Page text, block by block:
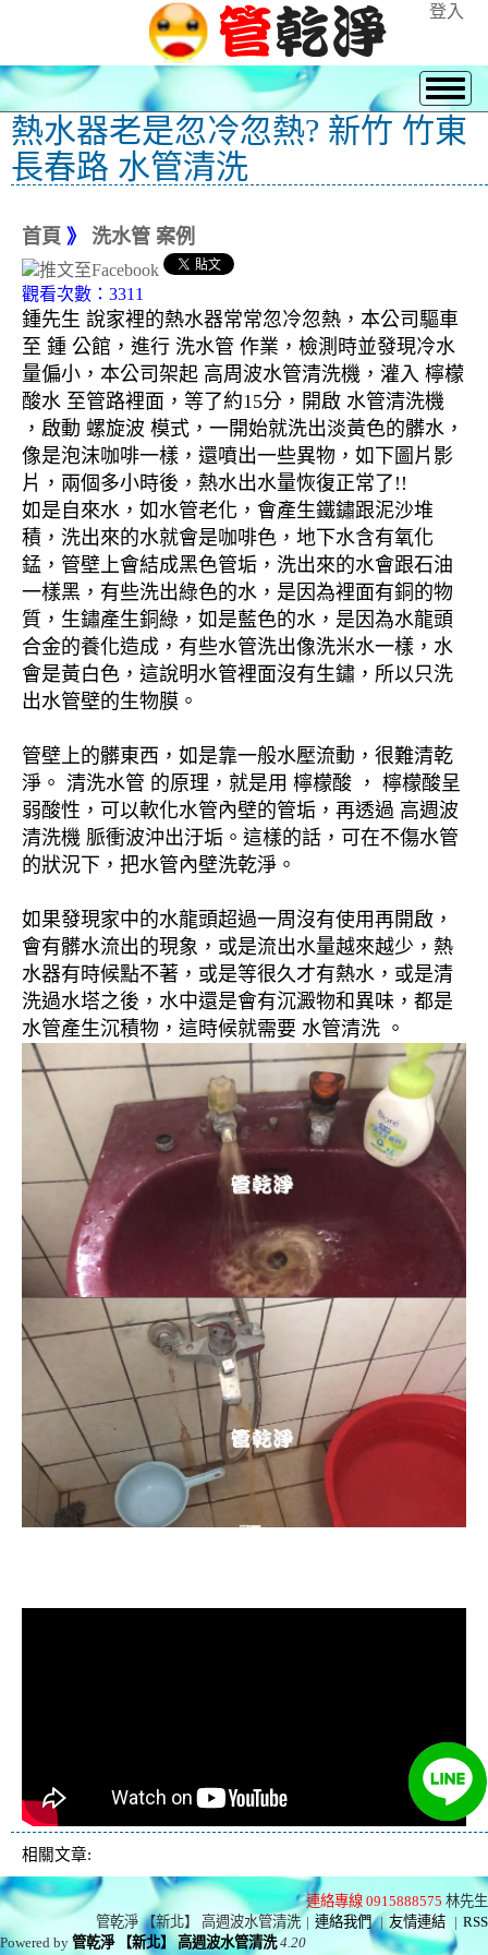
登入
熱水器老是忽冷忽熱? 新竹 竹東
長春路 水管清洗
首頁 》 洗水管 案例
觀看次數：3311
鍾先生 說家裡的熱水器常常忽冷忽熱，本公司驅車
至 鍾 公館，進行 洗水管 作業，檢測時並發現冷水
量偏小，本公司架起 高周波水管清洗機，灌入 檸檬
酸水 至管路裡面，等了約15分，開啟 水管清洗機
，啟動 螺旋波 模式，一開始就洗出淡黃色的髒水，
像是泡沫咖啡一樣，還噴出一些異物，如下圖片影
片，兩個多小時後，熱水出水量恢復正常了!!
如是自來水，如水管老化，會產生鐵鏽跟泥沙堆
積，洗出來的水就會是咖啡色，地下水含有氧化
錳，管壁上會結成黑色管垢，洗出來的水會跟石油
一樣黑，有些洗出綠色的水，是因為裡面有銅的物
質，生鏽產生銅綠，如是藍色的水，是因為水龍頭
合金的養化造成，有些水管洗出像洗米水一樣，水
會是黃白色，這說明水管裡面沒有生鏽，所以只洗
出水管壁的生物膜。
管壁上的髒東西，如是靠一般水壓流動，很難清乾
淨。 清洗水管 的原理，就是用 檸檬酸 ， 檸檬酸呈
弱酸性，可以軟化水管內壁的管垢，再透過 高週波
清洗機 脈衝波沖出汙垢。這樣的話，可在不傷水管
的狀況下，把水管內壁洗乾淨。
如果發現家中的水龍頭超過一周沒有使用再開啟，
會有髒水流出的現象，或是流出水量越來越少，熱
水器有時候點不著，或是等很久才有熱水，或是清
洗過水塔之後，水中還是會有沉澱物和異味，都是
水管產生沉積物，這時候就需要 水管清洗 。
相關文章:
連絡專線 0915888575 林先生
管乾淨 【新北】 高週波水管清洗 | 連絡我們 | 友情連結 | RSS
Powered by管乾淨 【新北】 高週波水管清洗 4.20